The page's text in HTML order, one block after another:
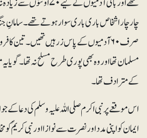
چار چار اشخاص باری باری سوار ہوتے تھے۔ سامانِ
صرف ۶۰ آدمیوں کے پاس زرہیں تھیں۔ تین
مسلمان تھا اور وہ بھی پوری طرح مسلح نہ تھا۔
کے مترادف تھا۔
اس موقعے پر نبی اکرم صلی اللہ علیہ وسلم کی دعا کے
ایمان کو اپنی مدد اور نصرت سے نوازا اور نبی کریمؐ